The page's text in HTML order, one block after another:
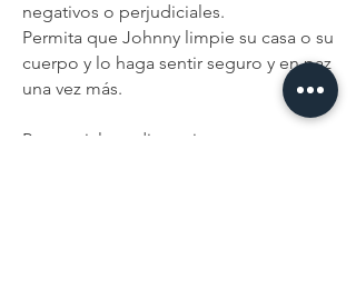
negativos o perjudiciales.
Permita que Johnny limpie su casa o su
cuerpo y lo haga sentir seguro y en paz
una vez más.
Presencial o a distancia.